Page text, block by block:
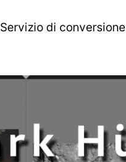
Servizio di conversione